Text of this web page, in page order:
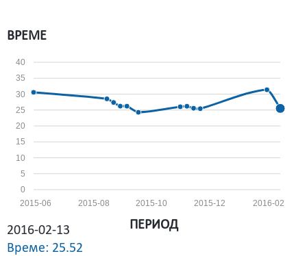
ВРЕМЕ
0
5
10
15
20
25
30
35
40
2016-02
2015-12
2015-10
2015-08
2015-06
2016-02-13
Време: 25.52
ПЕРИОД